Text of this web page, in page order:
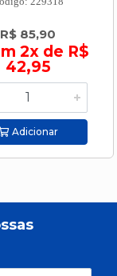
R$ 85,90
2x de R$
42,95
Adicionar